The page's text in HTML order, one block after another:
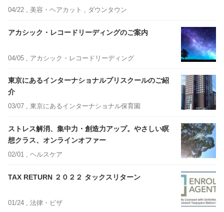
04/22 , 美容・ヘアカット , ダウンタウン
アカシック・レコードリーディングのご案内
04/05 , アカシック・レコードリーディング
東京にあるインターナショナルプリスクールのご紹
介
03/07 , 東京にあるインターナショナル保育園
ストレス解消、集中力・創造力アップ。やさしい瞑
想クラス、オンラインオファー
02/01 , ヘルスケア
TAX RETURN ２０２２ タックスリターン
01/24 , 法律・ビザ